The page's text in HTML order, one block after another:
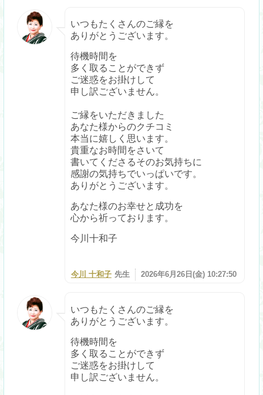
いつもたくさんのご縁を
ありがとうございます。
待機時間を
多く取ることができず
ご迷惑をお掛けして
申し訳ございません。
ご縁をいただきました
あなた様からのクチコミ
本当に嬉しく思います。
貴重なお時間をさいて
書いてくださるそのお気持ちに
感謝の気持ちでいっぱいです。
ありがとうございます。
あなた様のお幸せと成功を
心から祈っております。
今川十和子
今川 十和子 先生 2026年6月26日(金) 10:27:50
いつもたくさんのご縁を
ありがとうございます。
待機時間を
多く取ることができず
ご迷惑をお掛けして
申し訳ございません。